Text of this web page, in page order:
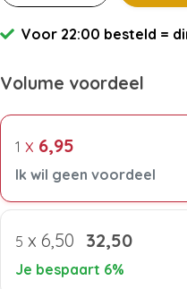
Voor 22:00 besteld =
Volume voordeel
1 x 6,95
Ik wil geen voordeel
5 x 6,50 32,50
Je bespaart 6%